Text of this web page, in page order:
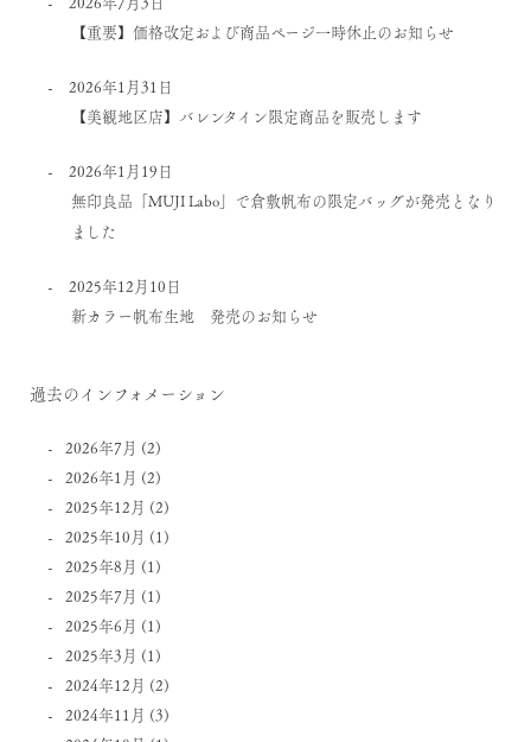
【重要】価格改定および商品ページ一時休止のお知らせ
2026年1月31日
【美観地区店】バレンタイン限定商品を販売します
2026年1月19日
無印良品「MUJI Labo」で倉敷帆布の限定バッグが発売となり
ました
2025年12月10日
新カラー帆布生地 発売のお知らせ
過去のインフォメーション
2026年7月 (2)
2026年1月 (2)
2025年12月 (2)
2025年10月 (1)
2025年8月 (1)
2025年7月 (1)
2025年6月 (1)
2025年3月 (1)
2024年12月 (2)
2024年11月 (3)